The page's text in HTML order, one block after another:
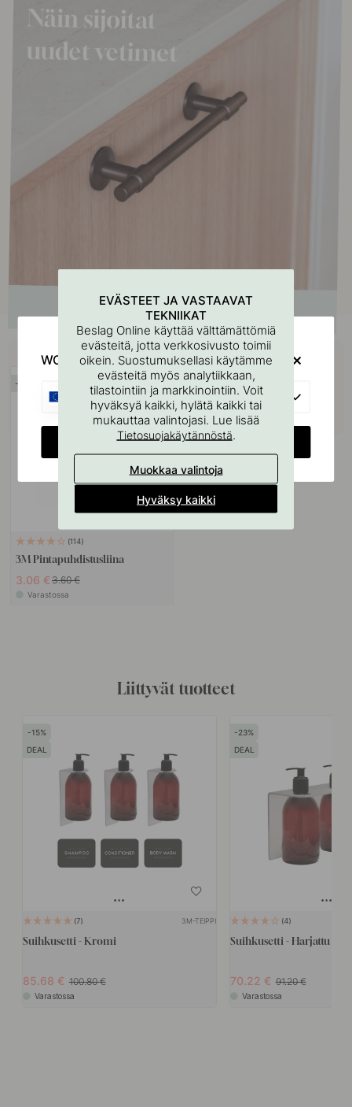
Osta yhdessä
114
3M Pintapuhdistusliina
3.06 € 3.60 €
Varastossa
Liittyvät tuotteet
15
DEAL
7 3M-TEIPPI
Suihkusetti - Kromi
85.68 100.80
Varastossa
23
DEAL
4
Suihkusetti - Harjattu
70.22 91.20
Varastossa
EVÄSTEET JA VASTAAVAT
TEKNIIKAT
Beslag Online käyttää välttämättömiä
evästeitä, jotta verkkosivusto toimii
oikein. Suostumuksellasi käytämme
evästeitä myös analytiikkaan,
tilastointiin ja markkinointiin. Voit
hyväksyä kaikki, hylätä kaikki tai
mukauttaa valintojasi. Lue lisää
Tietosuojakäytännöstä.
Muokkaa valintoja
Hyväksy kaikki
WOULD YOU RATHER VISIT?
EU
CHANGE COUNTRY